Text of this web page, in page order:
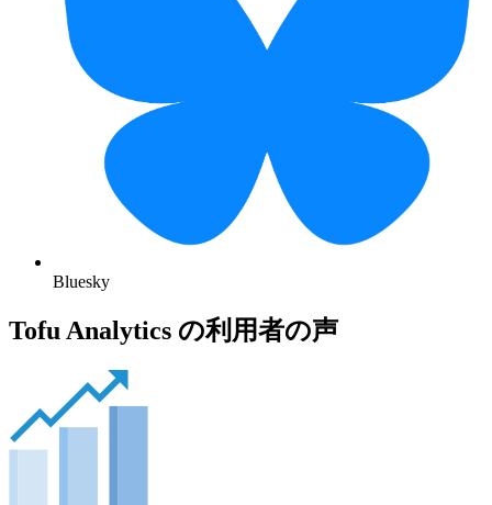
Bluesky
Tofu Analytics の利用者の声